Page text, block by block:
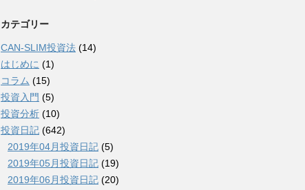
カテゴリー
CAN-SLIM投資法 (14)
はじめに (1)
コラム (15)
投資入門 (5)
投資分析 (10)
投資日記 (642)
2019年04月投資日記 (5)
2019年05月投資日記 (19)
2019年06月投資日記 (20)